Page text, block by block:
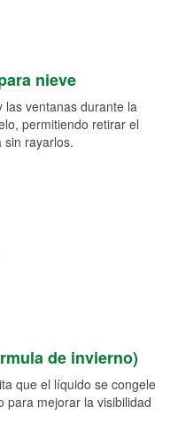
nieve
las ventanas durante la
permitiendo retirar el
sin rayarlos.
de invierno)
que el líquido se congele
para mejorar la visibilidad